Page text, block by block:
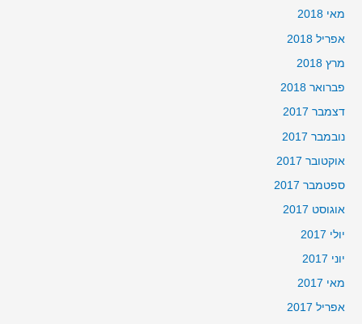
מאי 2018
אפריל 2018
מרץ 2018
פברואר 2018
דצמבר 2017
נובמבר 2017
אוקטובר 2017
ספטמבר 2017
אוגוסט 2017
יולי 2017
יוני 2017
מאי 2017
אפריל 2017